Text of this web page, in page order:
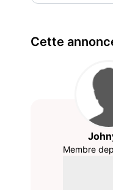
Cette
Membre